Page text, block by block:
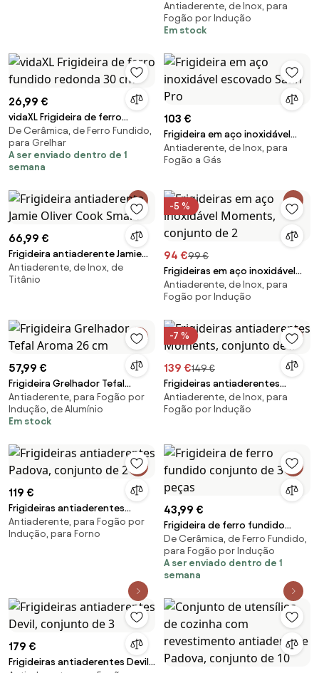
Classy 20-24-28 Bucket Set
Steel diâmetro 20-24-28 cm,
aço inoxidável 18/10,
cabo rebitado, ad
Antiaderente, de Inox, para
Fogão por Indução
Em stock
26,99 €
vidaXL Frigideira de ferro
fundido redonda 30 cm
De Cerâmica, de Ferro Fundido,
para Grelhar
A ser enviado dentro de 1
semana
103 €
Frigideira em aço inoxidável
escovado Satin Pro
Antiaderente, de Inox, para
Fogão a Gás
66,99 €
Frigideira antiaderente Jamie
Oliver Cook Smart
Antiaderente, de Inox, de
Titânio
-5 %
94 €99 €
Frigideiras em aço inoxidável
Moments, conjunto de 2
Antiaderente, de Inox, para
Fogão por Indução
57,99 €
Frigideira Grelhador Tefal
Aroma 26 cm
Antiaderente, para Fogão por
Indução, de Alumínio
Em stock
-7 %
139 €149 €
Frigideiras antiaderentes
Moments, conjunto de 3
Antiaderente, de Inox, para
Fogão por Indução
119 €
Frigideiras antiaderentes
Padova, conjunto de 2
Antiaderente, para Fogão por
Indução, para Forno
43,99 €
Frigideira de ferro fundido
conjunto de 3 peças
De Cerâmica, de Ferro Fundido,
para Fogão por Indução
A ser enviado dentro de 1
semana
179 €
Frigideiras antiaderentes Devil,